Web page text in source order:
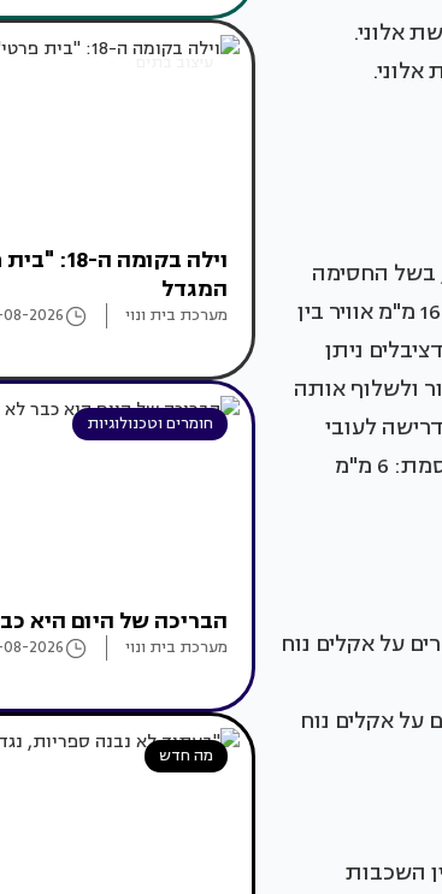
בשל החסימה
שהיא מייצרת לקרני ה-UV. הקפדה על עוביי זכוכית שונים בכל צד ומרווח אופטימאלי של 16 מ"מ אוויר בין
ניתן
ולשלוף אותה
על שימוש בזכוכית טריפלקס ומיולי 2016 תחול דרישה לעובי
מינימלי עפ"י הפרוט הבא: זכוכית רבודה: 8 מ"מ (העובי הכולל של השכבות). זכוכית מחוסמת: 6 מ"מ
על אקלים נוח
השכבות
עיצוב בתים
וילה
המגדל
מערכת בית ונוי 2026
חומרים וטכנולוגיות
הבריכה של היום היא
מערכת בית ונוי 2026
מה חדש